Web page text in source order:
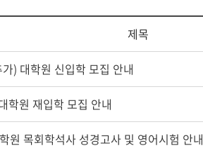
제목
) 대학원 신입학 모집 안내
학원 재입학 모집 안내
원 목회학석사 성경고사 및 영어시험 안내